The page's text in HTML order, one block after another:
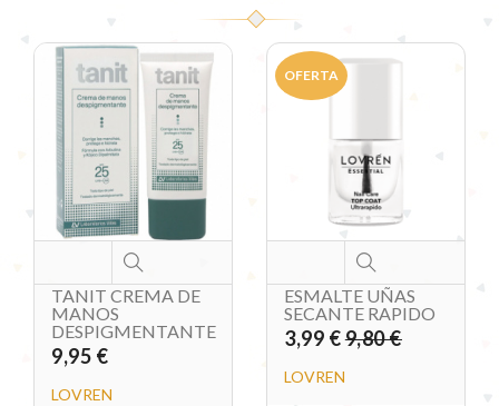
TANIT CREMA DE
MANOS
DESPIGMENTANTE
9,95 €
LOVREN
OFERTA
ESMALTE UÑAS
SECANTE RAPIDO
3,99 €9,80 €
LOVREN